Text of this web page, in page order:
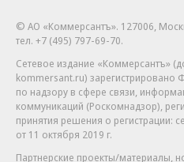
© АО «Коммерсантъ». 127006,
тел. +7 (495) 797-69-70.
Сетевое издание «Коммерсантъ»
kommersant.ru) зарегистрировано
по надзору в сфере связи,
коммуникаций (Роскомнадзор),
принятия решения о регистрации:
от 11 октября 2019 г.
Партнерские проекты/материалы,